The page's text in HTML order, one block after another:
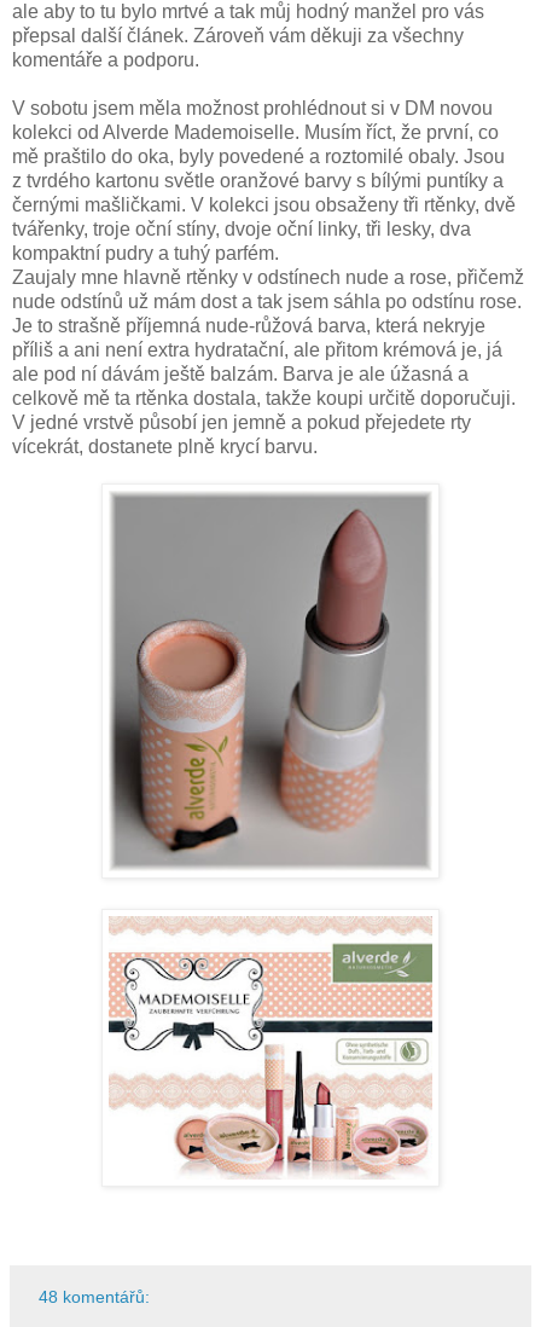
ale aby to tu bylo mrtvé a tak můj hodný manžel pro vás
přepsal další článek. Zároveň vám děkuji za všechny
komentáře a podporu.
V sobotu jsem měla možnost prohlédnout si v DM novou
kolekci od Alverde Mademoiselle. Musím říct, že první, co
mě praštilo do oka, byly povedené a roztomilé obaly. Jsou
z tvrdého kartonu světle oranžové barvy s bílými puntíky a
černými mašličkami. V kolekci jsou obsaženy tři rtěnky, dvě
tvářenky, troje oční stíny, dvoje oční linky, tři lesky, dva
kompaktní pudry a tuhý parfém.
Zaujaly mne hlavně rtěnky v odstínech nude a rose, přičemž
nude odstínů už mám dost a tak jsem sáhla po odstínu rose.
Je to strašně příjemná nude-růžová barva, která nekryje
příliš a ani není extra hydratační, ale přitom krémová je, já
ale pod ní dávám ještě balzám. Barva je ale úžasná a
celkově mě ta rtěnka dostala, takže koupi určitě doporučuji.
V jedné vrstvě působí jen jemně a pokud přejedete rty
vícekrát, dostanete plně krycí barvu.
48 komentářů: